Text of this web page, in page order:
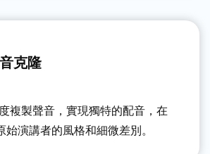
克隆
複製聲音，實現獨特的配音，在
演講者的風格和細微差別。